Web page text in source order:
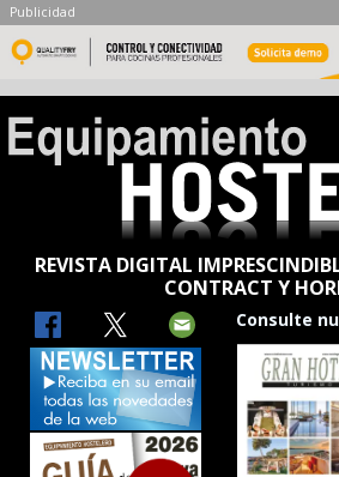
Publicidad
REVISTA DIGITAL
CONTRACT Y
Consulte